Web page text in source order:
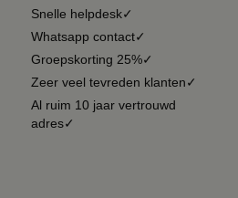
Snelle helpdesk✓
Whatsapp contact✓
Groepskorting 25%✓
Zeer veel tevreden klanten✓
Al ruim 10 jaar vertrouwd
adres✓